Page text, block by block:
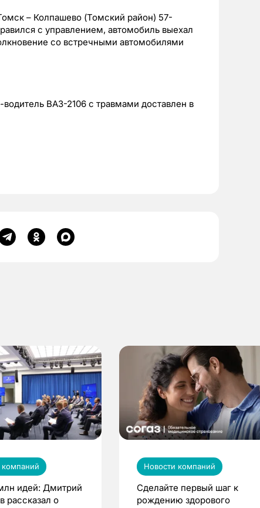
– Колпашево (Томский район) 57-
с управлением, автомобиль выехал
со встречными автомобилями
ВАЗ-2106 с травмами доставлен в
компаний
идей: Дмитрий
рассказал о
Новости компаний
Сделайте первый шаг к
рождению здорового